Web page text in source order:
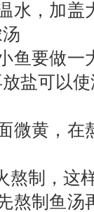
水，加盖
鱼要做一
盐可以
微黄，在
熬制，这
熬制鱼汤